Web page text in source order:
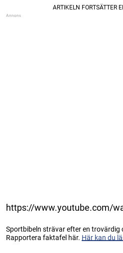
https://www.youtube.com/
Sportbibeln strävar efter en
Rapportera faktafel här. Här kan du